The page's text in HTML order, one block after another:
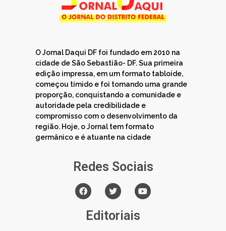
O Jornal Daqui DF foi fundado em 2010 na
cidade de São Sebastião- DF. Sua primeira
edição impressa, em um formato tabloide,
começou tímido e foi tomando uma grande
proporção, conquistando a comunidade e
autoridade pela credibilidade e
compromisso com o desenvolvimento da
região. Hoje, o Jornal tem formato
germânico e é atuante na cidade
Redes Sociais
Editoriais